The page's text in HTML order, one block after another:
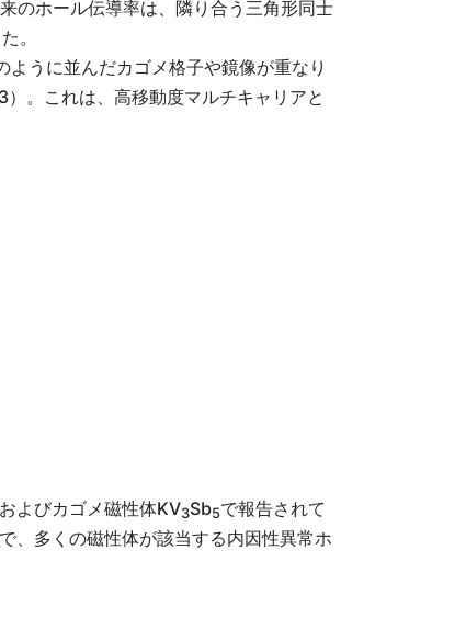
のホール伝導率は、隣り合う三角形同士
。
うに並んだカゴメ格子や鏡像が重なり
。これは、高移動度マルチキャリアと
よびカゴメ磁性体KV3Sb5で報告されて
、多くの磁性体が該当する内因性異常ホ